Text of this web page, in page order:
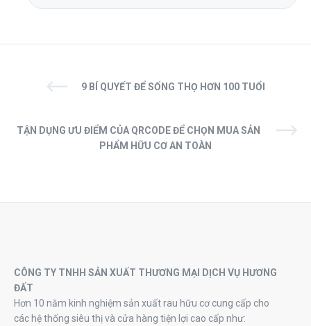
9 BÍ QUYẾT ĐỂ SỐNG THỌ HƠN 100 TUỔI
TẬN DỤNG ƯU ĐIỂM CỦA QRCODE ĐỂ CHỌN MUA SẢN
PHẨM HỮU CƠ AN TOÀN
CÔNG TY TNHH SẢN XUẤT THƯƠNG MẠI DỊCH VỤ HƯƠNG
ĐẤT
Hơn 10 năm kinh nghiệm sản xuất rau hữu cơ cung cấp cho
các hệ thống siêu thị và cửa hàng tiện lợi cao cấp như: